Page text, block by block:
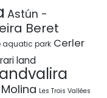
Astún -
Beret
aquatic park Cerler
land
Les Trois Vallées